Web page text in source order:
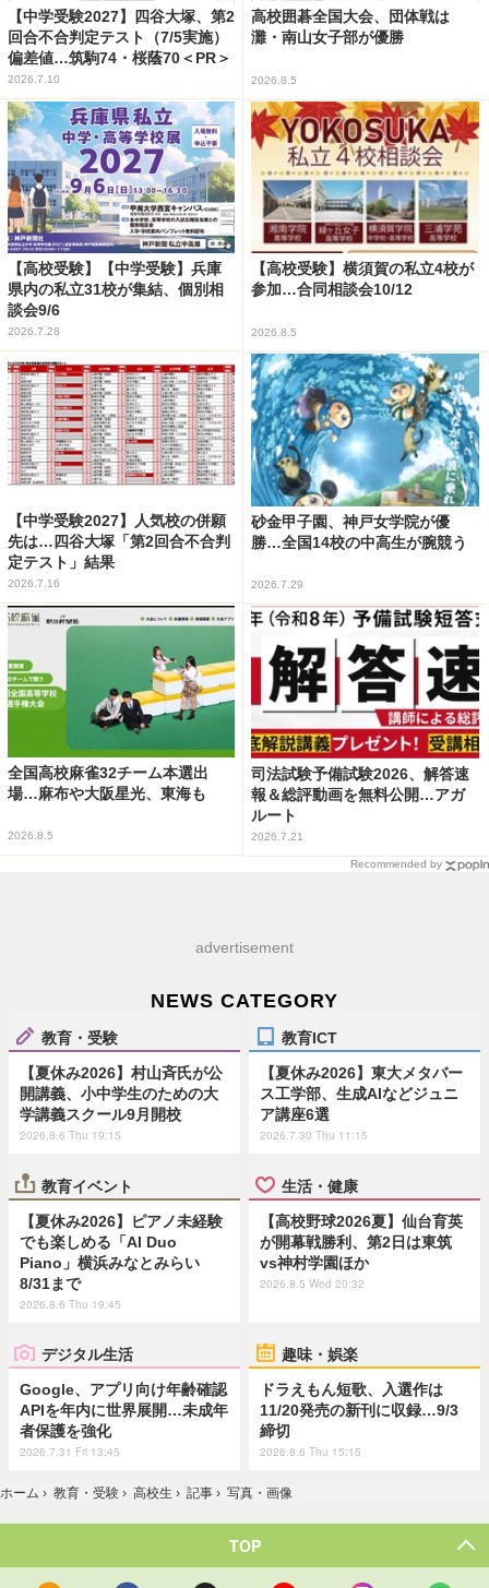
【中学受験2027】四谷大塚、第2
回合不合判定テスト（7/5実施）
偏差値…筑駒74・桜蔭70＜PR＞
2026.7.10
高校囲碁全国大会、団体戦は
灘・南山女子部が優勝
2026.8.5
【高校受験】【中学受験】兵庫
県内の私立31校が集結、個別相
談会9/6
2026.7.28
【高校受験】横須賀の私立4校が
参加…合同相談会10/12
2026.8.5
【中学受験2027】人気校の併願
先は…四谷大塚「第2回合不合判
定テスト」結果
2026.7.16
砂金甲子園、神戸女学院が優
勝…全国14校の中高生が腕競う
2026.7.29
全国高校麻雀32チーム本選出
場…麻布や大阪星光、東海も
2026.8.5
司法試験予備試験2026、解答速
報＆総評動画を無料公開…アガ
ルート
2026.7.21
Recommended by
advertisement
NEWS CATEGORY
教育・受験
【夏休み2026】村山斉氏が公
開講義、小中学生のための大
学講義スクール9月開校
2026.8.6 Thu 19:15
教育ICT
【夏休み2026】東大メタバー
ス工学部、生成AIなどジュニ
ア講座6選
2026.7.30 Thu 11:15
教育イベント
【夏休み2026】ピアノ未経験
でも楽しめる「AI Duo
Piano」横浜みなとみらい
8/31まで
2026.8.6 Thu 19:45
生活・健康
【高校野球2026夏】仙台育英
が開幕戦勝利、第2日は東筑
vs神村学園ほか
2026.8.5 Wed 20:32
デジタル生活
Google、アプリ向け年齢確認
APIを年内に世界展開…未成年
者保護を強化
2026.7.31 Fri 13:45
趣味・娯楽
ドラえもん短歌、入選作は
11/20発売の新刊に収録…9/3
締切
2026.8.6 Thu 15:15
ホーム › 教育・受験 › 高校生 › 記事 › 写真・画像
TOP